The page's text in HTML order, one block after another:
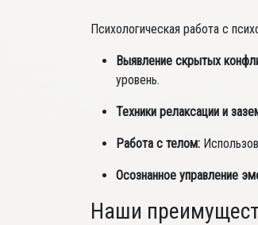
Психологическая работа с
Выявление скрытых
уровень.
Техники релаксации и
Работа с телом:
Осознанное управление
Наши